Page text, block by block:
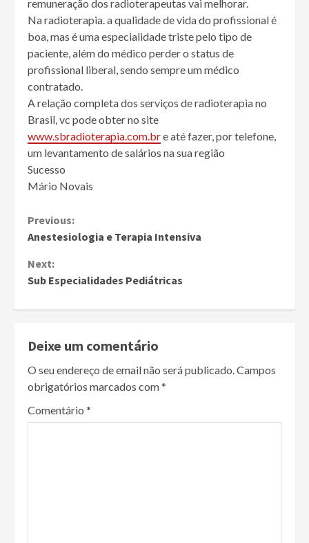
remuneração dos radioterapeutas vai melhorar.
Na radioterapia. a qualidade de vida do profissional é
boa, mas é uma especialidade triste pelo tipo de
paciente, além do médico perder o status de
profissional liberal, sendo sempre um médico
contratado.
A relação completa dos serviços de radioterapia no
Brasil, vc pode obter no site
www.sbradioterapia.com.bre até fazer, por telefone,
um levantamento de salários na sua região
Sucesso
Mário Novais
Continue
Reading
Previous:
Anestesiologia e Terapia Intensiva
Next:
Sub Especialidades Pediátricas
Deixe um comentário
O seu endereço de email não será publicado.Campos
obrigatórios marcados com*
Comentário *